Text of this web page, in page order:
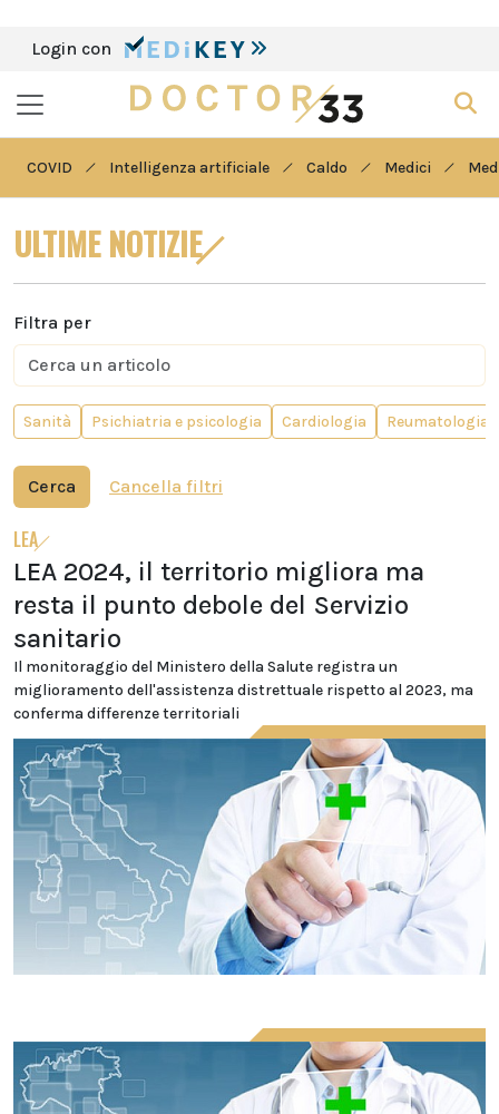
Login con
COVID Intelligenza artificiale Caldo Medici
ULTIME NOTIZIE
Filtra per
Sanità Psichiatria e psicologia Cardiologia Reumatologia
Cerca Cancella filtri
LEA
LEA 2024, il territorio migliora ma
resta il punto debole del Servizio
sanitario
Il monitoraggio del Ministero della Salute registra un
miglioramento dell'assistenza distrettuale rispetto al 2023, ma
conferma differenze territoriali